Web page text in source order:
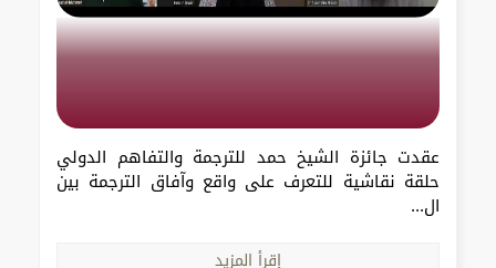
عقدت جائزة الشيخ حمد للترجمة والتفاهم الدولي
حلقة نقاشية للتعرف على واقع وآفاق الترجمة بين
ال...
إقرأ المزيد